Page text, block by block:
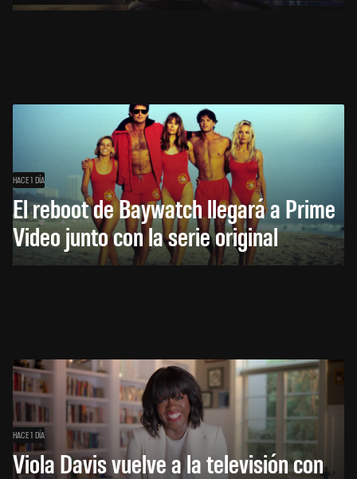
HACE 1 DÍA
El reboot de Baywatch llegará a Prime
Video junto con la serie original
HACE 1 DÍA
Viola Davis vuelve a la televisión con